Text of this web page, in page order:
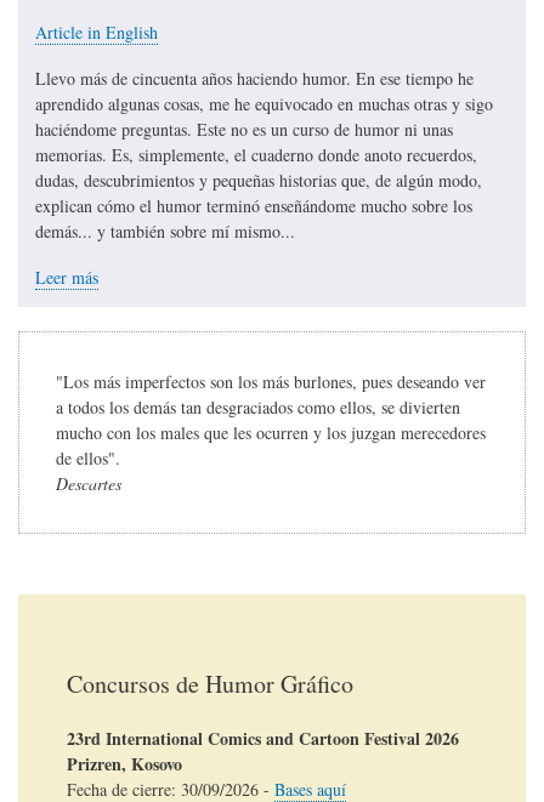
Article in English
Llevo más de cincuenta años haciendo humor. En ese tiempo he
aprendido algunas cosas, me he equivocado en muchas otras y sigo
haciéndome preguntas. Este no es un curso de humor ni unas
memorias. Es, simplemente, el cuaderno donde anoto recuerdos,
dudas, descubrimientos y pequeñas historias que, de algún modo,
explican cómo el humor terminó enseñándome mucho sobre los
demás... y también sobre mí mismo...
Leer más
"Los más imperfectos son los más burlones, pues deseando ver
a todos los demás tan desgraciados como ellos, se divierten
mucho con los males que les ocurren y los juzgan merecedores
de ellos".
Descartes
Concursos de Humor Gráfico
23rd International Comics and Cartoon Festival 2026
Prizren, Kosovo
Fecha de cierre: 30/09/2026 - Bases aquí